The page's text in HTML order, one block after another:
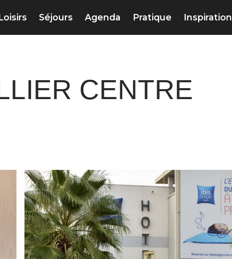
Séjours Agenda Pratique Inspiration
CENTRE